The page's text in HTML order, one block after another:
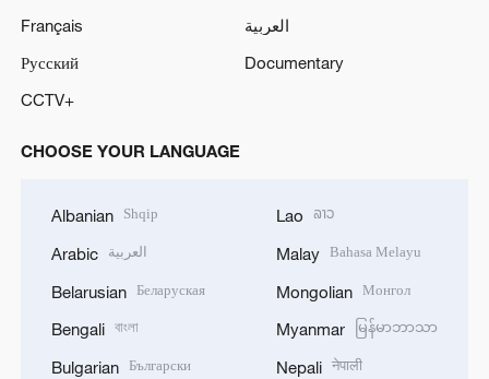
Français
العربية
Русский
Documentary
CCTV+
CHOOSE YOUR LANGUAGE
Albanian Shqip
Arabic العربية
Belarusian Беларуская
Bengali বাংলা
Bulgarian Български
Lao ລາວ
Malay Bahasa Melayu
Mongolian Монгол
Myanmar မြန်မာဘာသာ
Nepali नेपाली